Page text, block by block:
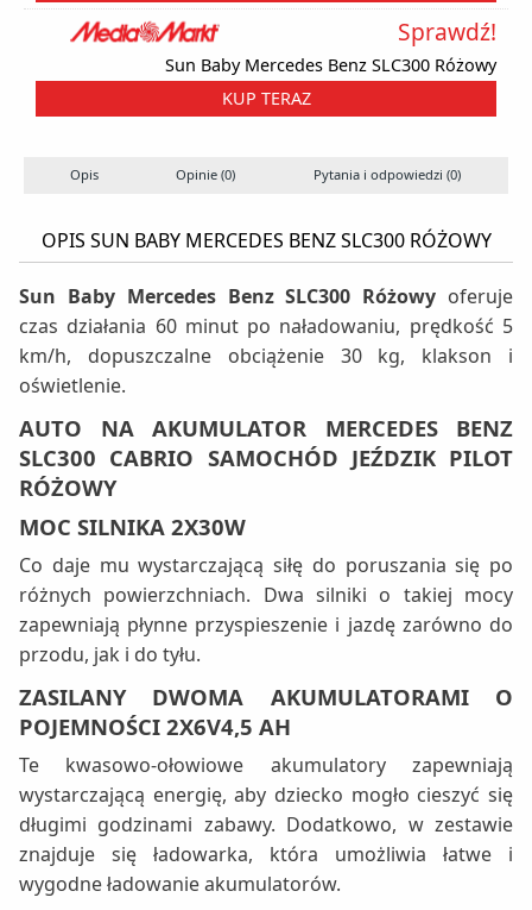
Sun Baby Mercedes Benz SLC300 Różowy
Sprawdź!
KUP TERAZ
Opis Opinie (0) Pytania i odpowiedzi (0)
OPIS SUN BABY MERCEDES BENZ SLC300 RÓŻOWY
Sun Baby Mercedes Benz SLC300 Różowy oferuje
czas działania 60 minut po naładowaniu, prędkość 5
km/h, dopuszczalne obciążenie 30 kg, klakson i
oświetlenie.
AUTO NA AKUMULATOR MERCEDES BENZ
SLC300 CABRIO SAMOCHÓD JEŹDZIK PILOT
RÓŻOWY
MOC SILNIKA 2X30W
Co daje mu wystarczającą siłę do poruszania się po
różnych powierzchniach. Dwa silniki o takiej mocy
zapewniają płynne przyspieszenie i jazdę zarówno do
przodu, jak i do tyłu.
ZASILANY DWOMA AKUMULATORAMI O
POJEMNOŚCI 2X6V4,5 AH
Te kwasowo-ołowiowe akumulatory zapewniają
wystarczającą energię, aby dziecko mogło cieszyć się
długimi godzinami zabawy. Dodatkowo, w zestawie
znajduje się ładowarka, która umożliwia łatwe i
wygodne ładowanie akumulatorów.